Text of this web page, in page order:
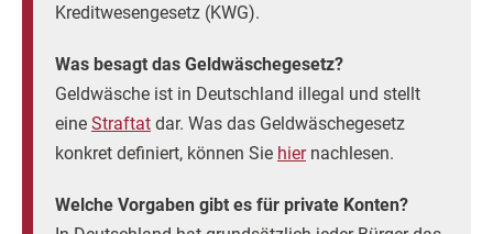
Kreditwesengesetz (KWG).
Was besagt das Geldwäschegesetz?
Geldwäsche ist in Deutschland illegal und stellt
eine Straftat dar. Was das Geldwäschegesetz
konkret definiert, können Sie hiernachlesen.
Welche Vorgaben gibt es für private Konten?